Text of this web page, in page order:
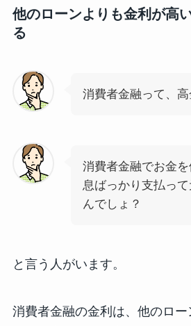
他のローンよりも金利が高
る
消費者金融って、
消費者金融でお金
息ばっかり支払っ
んでしょ？
と言う人がいます。
消費者金融の金利は、他のロー